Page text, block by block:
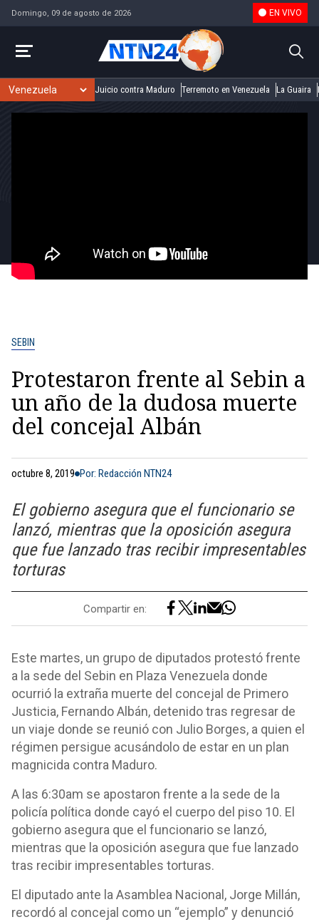
Domingo, 09 de agosto de 2026 EN VIVO
Juicio contra Maduro Terremoto en Venezuela La Guaira
SEBIN
Protestaron frente al Sebin a
un año de la dudosa muerte
del concejal Albán
octubre 8, 2019 Por: Redacción NTN24
El gobierno asegura que el funcionario se
lanzó, mientras que la oposición asegura
que fue lanzado tras recibir impresentables
torturas
Compartir en:
Este martes, un grupo de diputados protestó frente
a la sede del Sebin en Plaza Venezuela donde
ocurrió la extraña muerte del concejal de Primero
Justicia, Fernando Albán, detenido tras regresar de
un viaje donde se reunió con Julio Borges, a quien el
régimen persigue acusándolo de estar en un plan
magnicida contra Maduro.
A las 6:30am se apostaron frente a la sede de la
policía política donde cayó el cuerpo del piso 10. El
gobierno asegura que el funcionario se lanzó,
mientras que la oposición asegura que fue lanzado
tras recibir impresentables torturas.
El diputado ante la Asamblea Nacional, Jorge Millán,
recordó al concejal como un “ejemplo” y denunció